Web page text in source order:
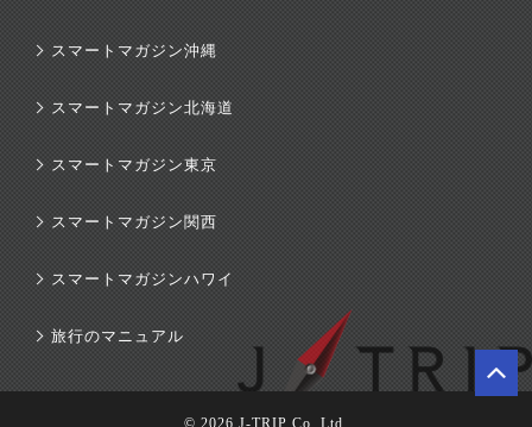
スマートマガジン沖縄
スマートマガジン北海道
スマートマガジン東京
スマートマガジン関西
スマートマガジンハワイ
旅行のマニュアル
© 2026 J-TRIP Co.,Ltd.